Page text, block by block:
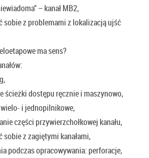
– kanał MB2,
sobie z problemami z lokalizacją ujść
ma sens?
ścieżki dostępu ręcznie i maszynowo,
i jednopilnikowe,
części przywierzchołkowej kanału,
sobie z zagiętymi kanałami,
podczas opracowywania: perforacje,